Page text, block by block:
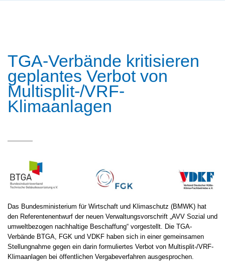
TGA-Verbände kritisieren
geplantes Verbot von
Multisplit-/VRF-
Klimaanlagen
Das Bundesministerium für Wirtschaft und Klimaschutz (BMWK) hat
den Referentenentwurf der neuen Verwaltungsvorschrift „AVV Sozial und
umweltbezogen nachhaltige Beschaffung“ vorgestellt. Die TGA-
Verbände BTGA, FGK und VDKF haben sich in einer gemeinsamen
Stellungnahme gegen ein darin formuliertes Verbot von Multisplit-/VRF-
Klimaanlagen bei öffentlichen Vergabeverfahren ausgesprochen.